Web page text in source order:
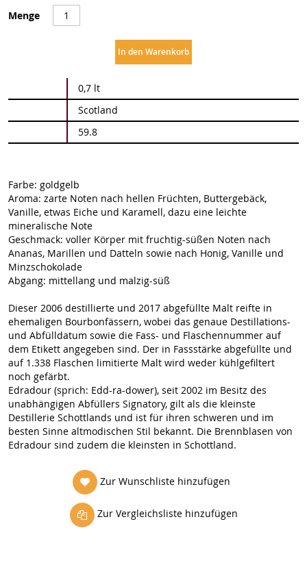
Menge
In den Warenkorb
Informationen
0,7 lt
Scotland
59.8
Farbe: goldgelb
Aroma: zarte Noten nach hellen Früchten, Buttergebäck,
Vanille, etwas Eiche und Karamell, dazu eine leichte
mineralische Note
Geschmack: voller Körper mit fruchtig-süßen Noten nach
Ananas, Marillen und Datteln sowie nach Honig, Vanille und
Minzschokolade
Abgang: mittellang und malzig-süß
Dieser 2006 destillierte und 2017 abgefüllte Malt reifte in
ehemaligen Bourbonfässern, wobei das genaue Destillations-
und Abfülldatum sowie die Fass- und Flaschennummer auf
dem Etikett angegeben sind. Der in Fassstärke abgefüllte und
auf 1.338 Flaschen limitierte Malt wird weder kühlgefiltert
noch gefärbt.
Edradour (sprich: Edd-ra-dower), seit 2002 im Besitz des
unabhängigen Abfüllers Signatory, gilt als die kleinste
Destillerie Schottlands und ist für ihren schweren und im
besten Sinne altmodischen Stil bekannt. Die Brennblasen von
Edradour sind zudem die kleinsten in Schottland.
Zur Wunschliste hinzufügen
Zur Vergleichsliste hinzufügen